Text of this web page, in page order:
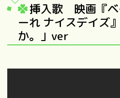
挿入歌 映画『ベ
ーれ ナイスデイズ
か。」ver